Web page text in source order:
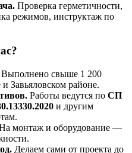
Проверка герметичности,
режимов, инструктаж по
Выполнено свыше 1 200
Завьяловском районе.
Работы ведутся по СП
и другим
монтаж и оборудование —
Делаем сами от проекта до